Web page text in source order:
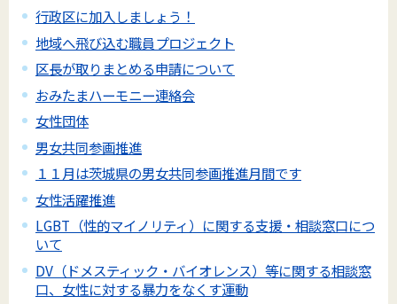
行政区に加入しましょう！
地域へ飛び込む職員プロジェクト
区長が取りまとめる申請について
おみたまハーモニー連絡会
女性団体
男女共同参画推進
１１月は茨城県の男女共同参画推進月間です
女性活躍推進
LGBT（性的マイノリティ）に関する支援・相談窓口につ
いて
DV（ドメスティック・バイオレンス）等に関する相談窓
口、女性に対する暴力をなくす運動